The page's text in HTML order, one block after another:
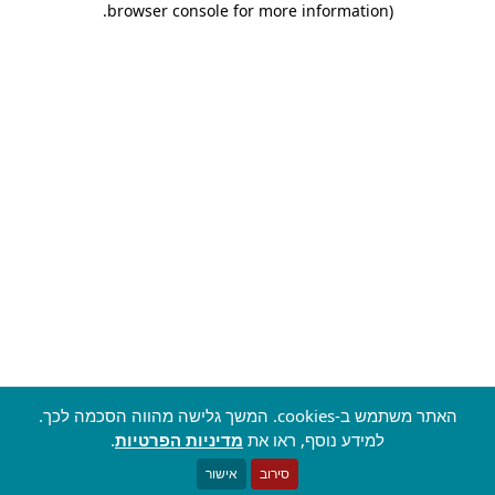
browser console for more information)
.
האתר משתמש ב-cookies. המשך גלישה מהווה הסכמה לכך.
למידע נוסף, ראו את מדיניות הפרטיות.
סירוב אישור